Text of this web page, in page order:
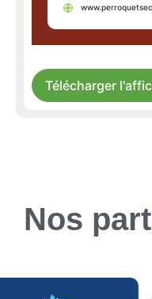
Télécharger
Nos